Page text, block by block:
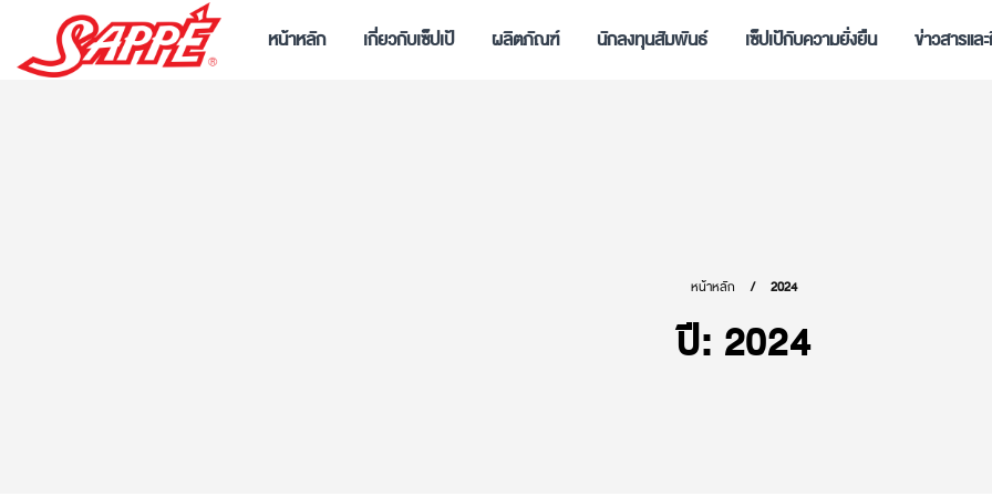
หน้าหลัก เกี่ยวกับเซ็ปเป้ ผลิตภัณฑ์ นักลงทุนสัมพันธ์ เซ็ปเป้กับความยั่งยืน ข่าวสารแล
หน้าหลัก 2024
ปี: 2024